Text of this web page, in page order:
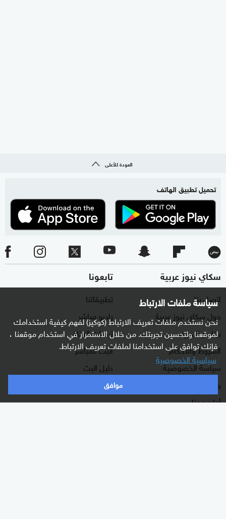
سياسة ملفات الارتباط
نحن نستخدم ملفات تعريف الارتباط (كوكيز) لفهم كيفية استخدامك
لموقعنا ولتحسين تجربتك. من خلال الاستمرار في استخدام موقعنا ،
فإنك توافق على استخدامنا لملفات تعريف الارتباط.
سياسية الخصوصية
موافق
العودة للأعلى
تحميل تطبيق الهاتف
سكاي نيوز عربية
اتصل بنا
حول سكاي نيوز عربية
برنامج التدريب
الشروط والأحكام
سياسة الخصوصية
وظائف شاغرة
أعلن معنا
تابعونا
تطبيقاتنا
راديو مباشر
ترددات القناة
البث المباشر
دليل البث